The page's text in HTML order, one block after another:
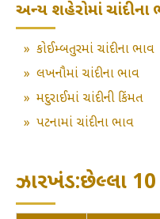
અન્ય શહેરોમાં ચાંદીના
» કોઈમ્બતુરમાં ચાંદીના ભાવ
» લખનૌમાં ચાંદીના ભાવ
» મદુરાઈમાં ચાંદીની કિંમત
» પટનામાં ચાંદીના ભાવ
ઝારખંડ:છેલ્લા 10